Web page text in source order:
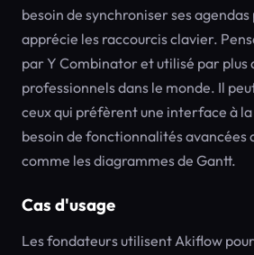
besoin de synchroniser ses
apprécie les raccourcis clavier.
par Y Combinator et utilisé par plus
professionnels dans le monde. Il
ceux qui préfèrent une interface à la
besoin de fonctionnalités avancées
comme les diagrammes de Gantt.
Cas d'usage
Les fondateurs utilisent Akiflow